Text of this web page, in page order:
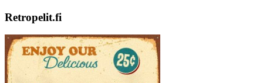
Retropelit.fi